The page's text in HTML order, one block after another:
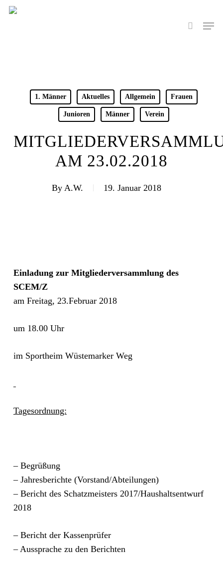
Skip
search
Menu
1. Männer Aktuelles Allgemein Frauen
Junioren Männer Verein
AM 23.02.2018
By A.W. 19. Januar 2018
Einladung zur Mitgliederversammlung des
SCEM/Z
am Freitag, 23.Februar 2018
um 18.00 Uhr
im Sportheim Wüstemarker Weg
Tagesordnung:
– Begrüßung
– Jahresberichte (Vorstand/Abteilungen)
– Bericht des Schatzmeisters 2017/Haushaltsentwurf
2018
– Bericht der Kassenprüfer
– Aussprache zu den Berichten